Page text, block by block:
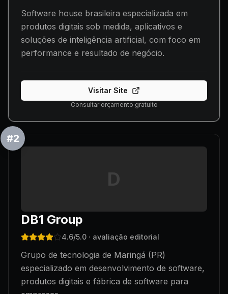
Software house brasileira especializada em
produtos digitais sob medida, aplicativos e
soluções de inteligência artificial, com foco em
performance e resultado de negócio.
Visitar Site
Consultar orçamento gratuito
#2
D
DB1 Group
4.6/5.0 · avaliação editorial
Grupo de tecnologia de Maringá (PR)
especializado em desenvolvimento de software,
produtos digitais e fábrica de software para